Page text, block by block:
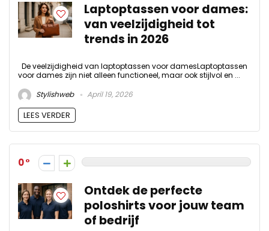
Laptoptassen voor dames:
van veelzijdigheid tot
trends in 2026
De veelzijdigheid van laptoptassen voor damesLaptoptassen
voor dames zijn niet alleen functioneel, maar ook stijlvol en ...
Stylishweb
April 19, 2026
LEES VERDER
0
Ontdek de perfecte
poloshirts voor jouw team
of bedrijf